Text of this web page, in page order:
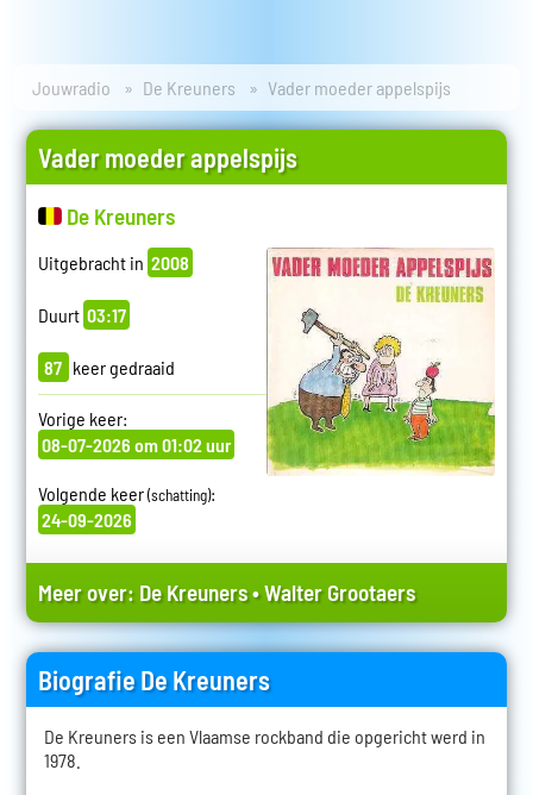
Jouwradio De Kreuners Vader moeder appelspijs
Vader moeder appelspijs
De Kreuners
Uitgebracht in 2008
Duurt 03:17
87 keer gedraaid
Vorige keer:
08-07-2026 om 01:02 uur
Volgende keer(schatting):
24-09-2026
Meer over: De Kreuners•Walter Grootaers
Biografie De Kreuners
De Kreuners is een Vlaamse rockband die opgericht werd in
1978.